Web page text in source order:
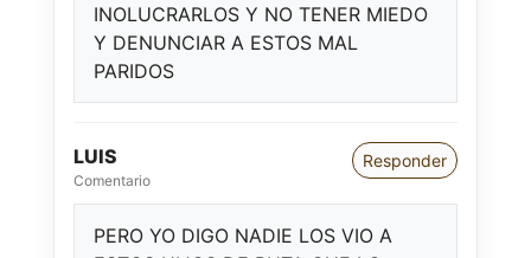
INOLUCRARLOS Y NO TENER MIEDO
Y DENUNCIAR A ESTOS MAL
PARIDOS
LUIS
Comentario
Responder
PERO YO DIGO NADIE LOS VIO A